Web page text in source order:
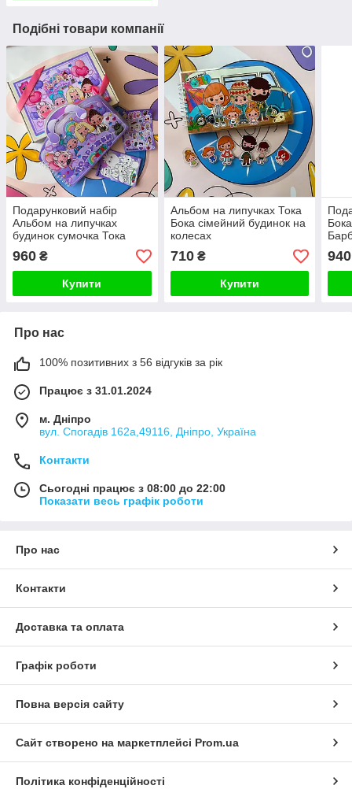
Подібні товари компанії
Подарунковий набір
Альбом на липучках
будинок сумочка Тока
Бока Подружки
960 ₴
Купити
Альбом на липучках Тока
Бока сімейний будинок на
колесах
710₴
Купити
940
Про нас
100% позитивних з 56 відгуків за рік
Працює з 31.01.2024
м. Дніпро
вул. Спогадів 162а,49116, Дніпро, Україна
Контакти
Сьогодні працює з 08:00 до 22:00
Показати весь графік роботи
Про нас
Контакти
Доставка та оплата
Графік роботи
Повна версія сайту
Сайт створено на маркетплейсі Prom.ua
Політика конфіденційності